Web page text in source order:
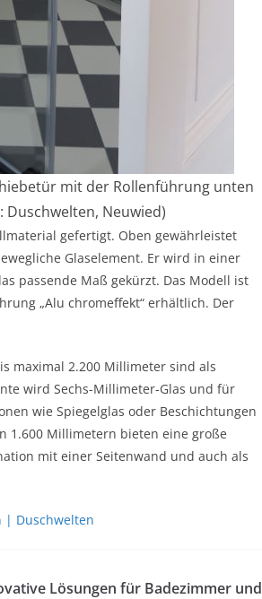
mit der Rollenführung unten
Duschwelten, Neuwied)
gefertigt. Oben gewährleistet
Glaselement. Er wird in einer
passende Maß gekürzt. Das Modell ist
„Alu chromeffekt“ erhältlich. Der
maximal 2.200 Millimeter sind als
wird Sechs-Millimeter-Glas und für
wie Spiegelglas oder Beschichtungen
1.600 Millimetern bieten eine große
mit einer Seitenwand und auch als
| Duschwelten
Lösungen für Badezimmer und